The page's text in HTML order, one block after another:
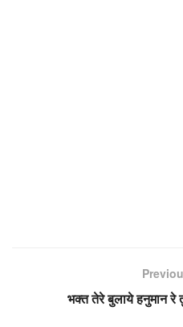
भक्त तेरे बुलाये हनुमान